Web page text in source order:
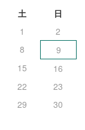
土
日
1
2
8
9
15
16
22
23
29
30